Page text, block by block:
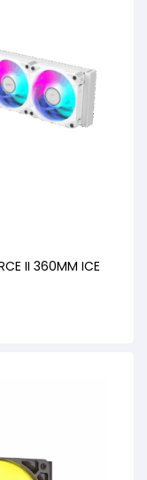
II 360MM ICE